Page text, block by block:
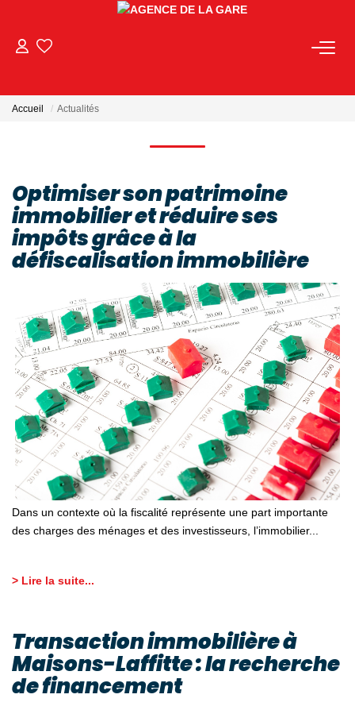
BIENS VENDUS
NOS AGENCES
Toutes Les Agences
Nous Rejoindre
Nos Témoignages
Nos Actualités
NOUS CONTACTER
EN ES
Accueil Actualités
Optimiser son patrimoine
immobilier et réduire ses
impôts grâce à la
défiscalisation immobilière
Dans un contexte où la fiscalité représente une part importante
des charges des ménages et des investisseurs, l’immobilier...
> Lire la suite...
Transaction immobilière à
Maisons-Laffitte : la recherche
de financement